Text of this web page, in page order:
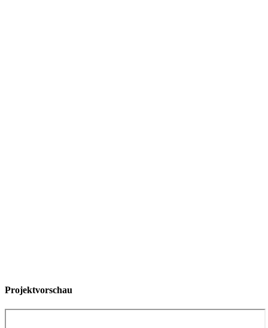
Projektvorschau